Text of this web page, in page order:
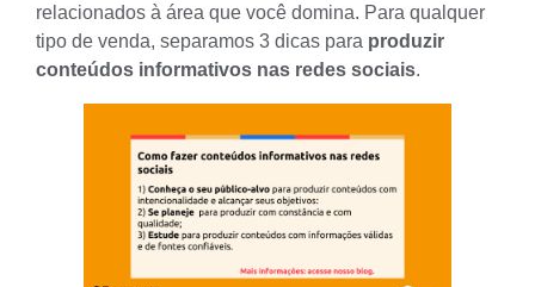
relacionados à área que você domina. Para qualquer
tipo de venda, separamos 3 dicas para produzir
conteúdos informativos nas redes sociais.